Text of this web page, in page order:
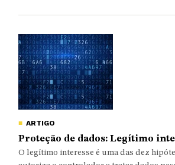
ARTIGO
Proteção de dados: Legítimo
O legítimo interesse é uma das dez